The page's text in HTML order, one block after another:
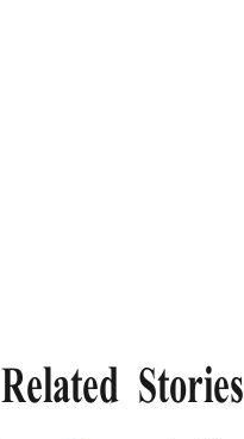
Related Stories